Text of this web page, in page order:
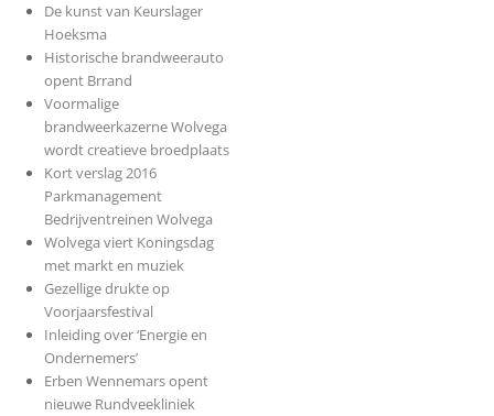
De kunst van Keurslager
Hoeksma
Historische brandweerauto
opent Brrand
Voormalige
brandweerkazerne Wolvega
wordt creatieve broedplaats
Kort verslag 2016
Parkmanagement
Bedrijventreinen Wolvega
Wolvega viert Koningsdag
met markt en muziek
Gezellige drukte op
Voorjaarsfestival
Inleiding over ‘Energie en
Ondernemers’
Erben Wennemars opent
nieuwe Rundveekliniek